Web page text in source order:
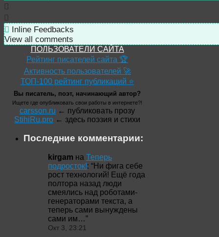
Inline Feedbacks
View all comments
ПОЛЬЗОВАТЕЛИ САЙТА
Рейтинг писателей сайта 🏆
Активность пользователей 🚀
ТОП-100 рейтинг публикаций ⭐
Вы писатель, поэт, начинающий автор?
Ищете где опубликовать свои работы в интернете?!
carsson.ru ← публиковать прозу
StihiRu.pro ← здесь поэзия и стихи
Последние комментарии:
kirgam на Теперь
подросток!: “Ни фига себе
рост технологий! Ещё года
полтора назад люди
смеялись над роботами-
генераторами текста, а
теперь сами вынуждены
сами им…”
Окт 3, 23:21